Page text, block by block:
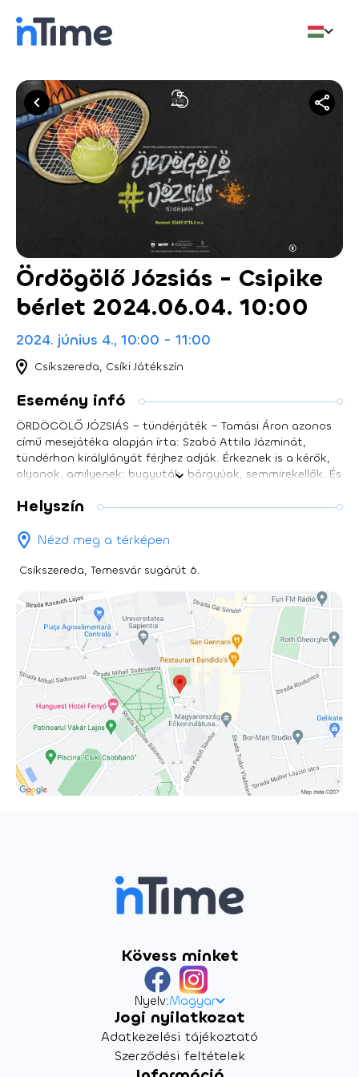
Ördögölő Józsiás - Csipike
bérlet 2024.06.04. 10:00
2024. június 4., 10:00 - 11:00
Csíkszereda, Csíki Játékszín
Esemény infó
ÖRDÖGÖLŐ JÓZSIÁS – tündérjáték – Tamási Áron azonos
című mesejátéka alapján írta: Szabó Attila Jázminát,
tündérhon királylányát férjhez adják. Érkeznek is a kérők,
olyanok, amilyenek: bugyuták, bárgyúak, semmirekellők. És
tisztaságával, állhatatos lelkével. Ám érkezik Bakszén, a
párviadalban Józsiás elnyeri Jázmina kezét, de a
hagyomány alapján a második helyezett lesz az ország
kancellárja, aki ki lenne más, mint a minden hájjal megkent
marad…
Helyszín
Nézd meg a térképen
Csíkszereda, Temesvár sugárút 6.
Kövess minket
Nyelv:Magyar
Jogi nyilatkozat
Adatkezelési tájékoztató
Szerződési feltételek